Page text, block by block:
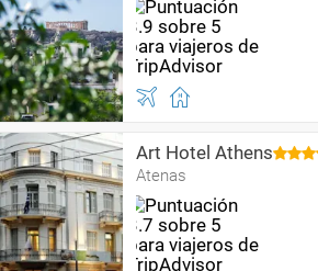
Art Hotel Athens
Atenas